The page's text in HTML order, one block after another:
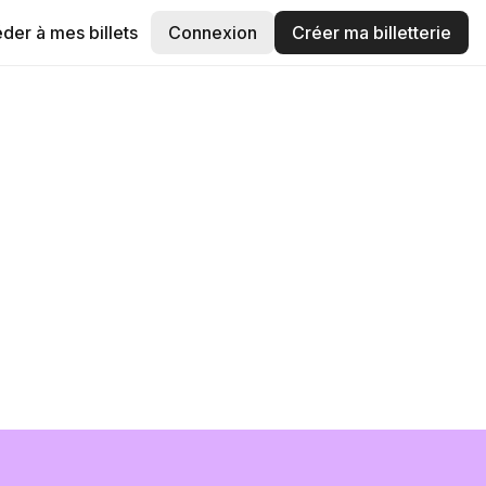
à mes billets Connexion Créer ma billetterie